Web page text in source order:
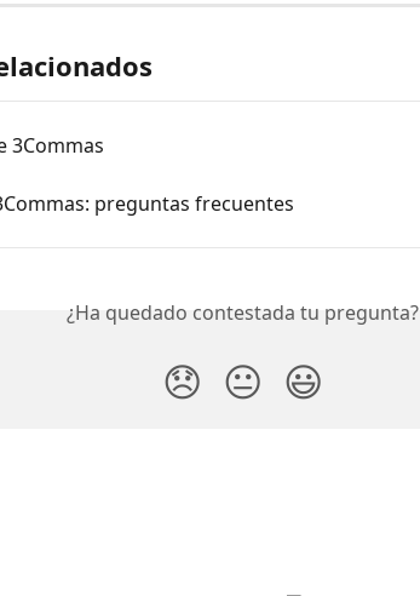
3Commas
preguntas frecuentes
¿Ha quedado contestada tu pregunta?
😞 😐 😃